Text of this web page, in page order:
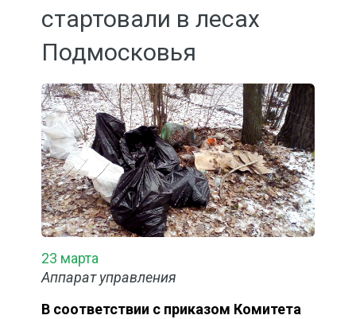
стартовали в лесах
Подмосковья
23 марта
Аппарат управления
В соответствии с приказом Комитета